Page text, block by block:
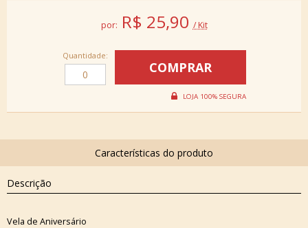
por: R$ 25,90 / Kit
Quantidade:
Descrição
Vela de Aniversário